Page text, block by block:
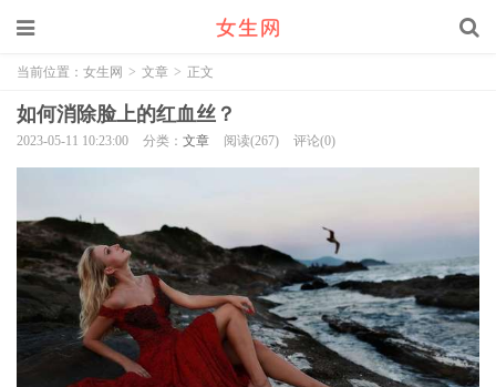
当前位置： 女生网 > 文章 > 正文
如何消除脸上的红血丝？
2023-05-11 10:23:00 分类： 文章 阅读(267) 评论(0)